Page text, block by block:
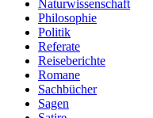
Naturwissenschaft
Philosophie
Politik
Referate
Reiseberichte
Romane
Sachbücher
Sagen